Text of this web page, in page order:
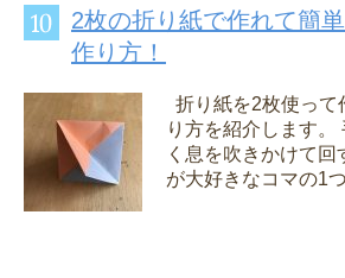
2枚の折り紙で作れて簡
作り方！
折り紙を2枚使って
り方を紹介します。
く息を吹きかけて回
が大好きなコマの1